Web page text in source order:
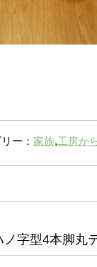
ー：家族,工房か
ノ字型4本脚丸